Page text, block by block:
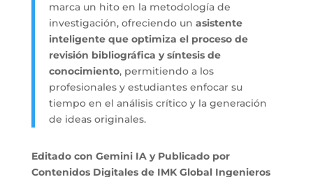
marca un hito en la metodología de
investigación, ofreciendo un asistente
inteligente que optimiza el proceso de
revisión bibliográfica y síntesis de
conocimiento, permitiendo a los
profesionales y estudiantes enfocar su
tiempo en el análisis crítico y la generación
de ideas originales.
Editado con Gemini IA y Publicado por
Contenidos Digitales de IMK Global Ingenieros